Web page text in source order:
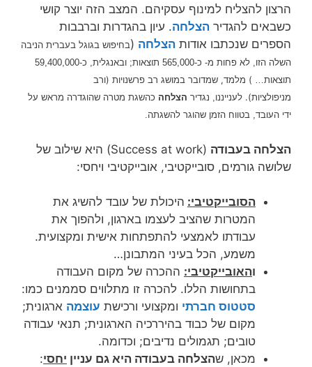
הרצון להצליח למינוף עסקיהם. המצב הזה יוצר קושי
כשבאים להגדיר הצלחה. עיון בהגדרות וברבבות
הספרים שנכתבו אודות הצלחה (בחיפוש בגוגל בעברית הניבה
השלה הזו, לא פחות מ- כ-565,000 תוצאות; ובאנגלית, כ-59,400,000
תוצאות… ) מלמד, שמדובר במושג רב פרשנויות (ורב
מניפולציות). לענייננו, נגדיר הצלחה כהשגת מטרה שהוגדרה מראש על
ידי העובד, בטווח הזמן שהוגר להשגתה.
הצלחה בעבודה
(Success at work) היא שילוב של
שלושה גורמים, סובייקטיבי, אובייקטיבי ויחסי:
הסובייקטיבי: היכולת של עובד להשיג את
המטרות שהציב לעצמו בארגון, ולהפוך את
עבודתו לאמצעי להתפתחות אישית ומקצועית.
משמע, הכל בעיני המתבונן…
והאובייקטיבי: ההכרה של מקום העבודה
בתחושות הללו. להכרה זו מתלווים סממנים כמו:
סטטוס חברתי ומקצועי ורכישת עוצמה ארגונית;
מקום של כבוד בהיררכיה הארגונית; תנאי עבודה
טובים; תגמולים נדיבים; וכדומה.
מכאן, שהצלחה בעבודה היא גם עניין יחסי: